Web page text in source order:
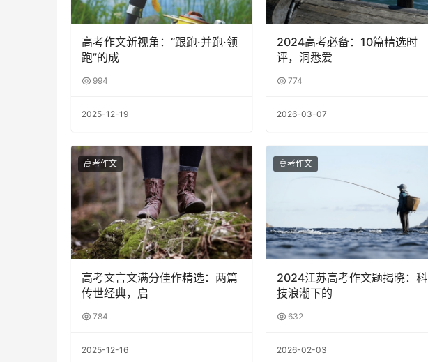
高考作文新视角：“跟跑·并跑·领
跑”的成
994
2025-12-19
2024高考必备：10篇精选时
评，洞悉爱
774
2026-03-07
高考作文
高考文言文满分佳作精选：两篇
传世经典，启
784
2025-12-16
高考作文
2024江苏高考作文题揭晓：科
技浪潮下的
632
2026-02-03